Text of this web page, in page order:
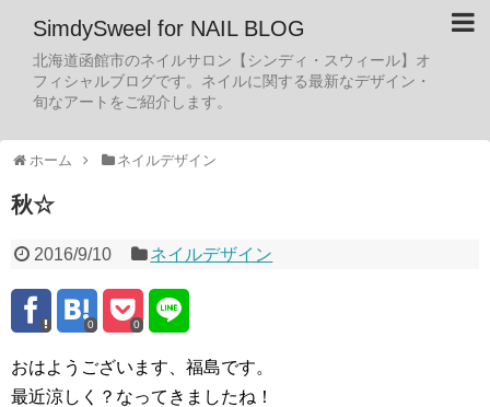
SimdySweel for NAIL BLOG
北海道函館市のネイルサロン【シンディ・スウィール】オ
フィシャルブログです。ネイルに関する最新なデザイン・
旬なアートをご紹介します。
ホーム ネイルデザイン
秋☆
2016/9/10 ネイルデザイン
0 0
おはようございます、福島です。
最近涼しく？なってきましたね！